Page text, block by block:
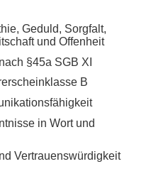
Geduld, Sorgfalt,
und Offenheit
§45a SGB XI
B
in Wort und
Vertrauenswürdigkeit